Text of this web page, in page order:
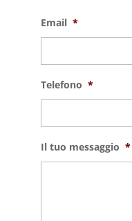
Email *
Telefono *
Il tuo messaggio *